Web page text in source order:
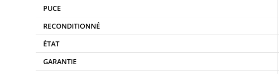
PUCE
RECONDITIONNÉ
ÉTAT
GARANTIE